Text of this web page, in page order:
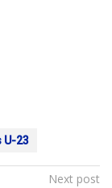
U-23
Next post